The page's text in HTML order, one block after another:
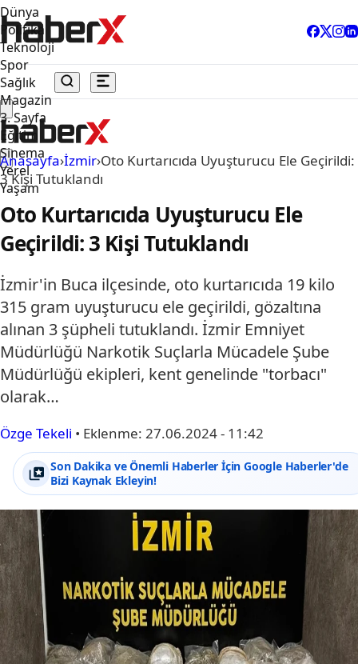
Dünya
Politika
Teknoloji
Spor
Sağlık
Magazin
3. Sayfa
Eğitim
Sinema
Yerel
Yaşam
Anasayfa›İzmir›Oto Kurtarıcıda Uyuşturucu Ele Geçirildi:
3 Kişi Tutuklandı
Oto Kurtarıcıda Uyuşturucu Ele
Geçirildi: 3 Kişi Tutuklandı
İzmir'in Buca ilçesinde, oto kurtarıcıda 19 kilo
315 gram uyuşturucu ele geçirildi, gözaltına
alınan 3 şüpheli tutuklandı. İzmir Emniyet
Müdürlüğü Narkotik Suçlarla Mücadele Şube
Müdürlüğü ekipleri, kent genelinde "torbacı"
olarak…
Özge Tekeli • Eklenme: 27.06.2024 - 11:42
Son Dakika ve Önemli Haberler İçin Google Haberler'de
Bizi Kaynak Ekleyin!